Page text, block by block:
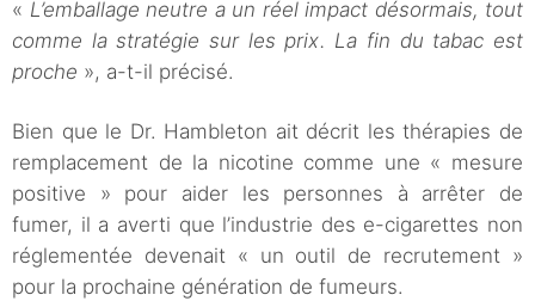
« L’emballage neutre a un réel impact désormais, tout
comme la stratégie sur les prix. La fin du tabac est
proche », a-t-il précisé.
Bien que le Dr. Hambleton ait décrit les thérapies de
remplacement de la nicotine comme une « mesure
positive » pour aider les personnes à arrêter de
fumer, il a averti que l’industrie des e-cigarettes non
réglementée devenait « un outil de recrutement »
pour la prochaine génération de fumeurs.